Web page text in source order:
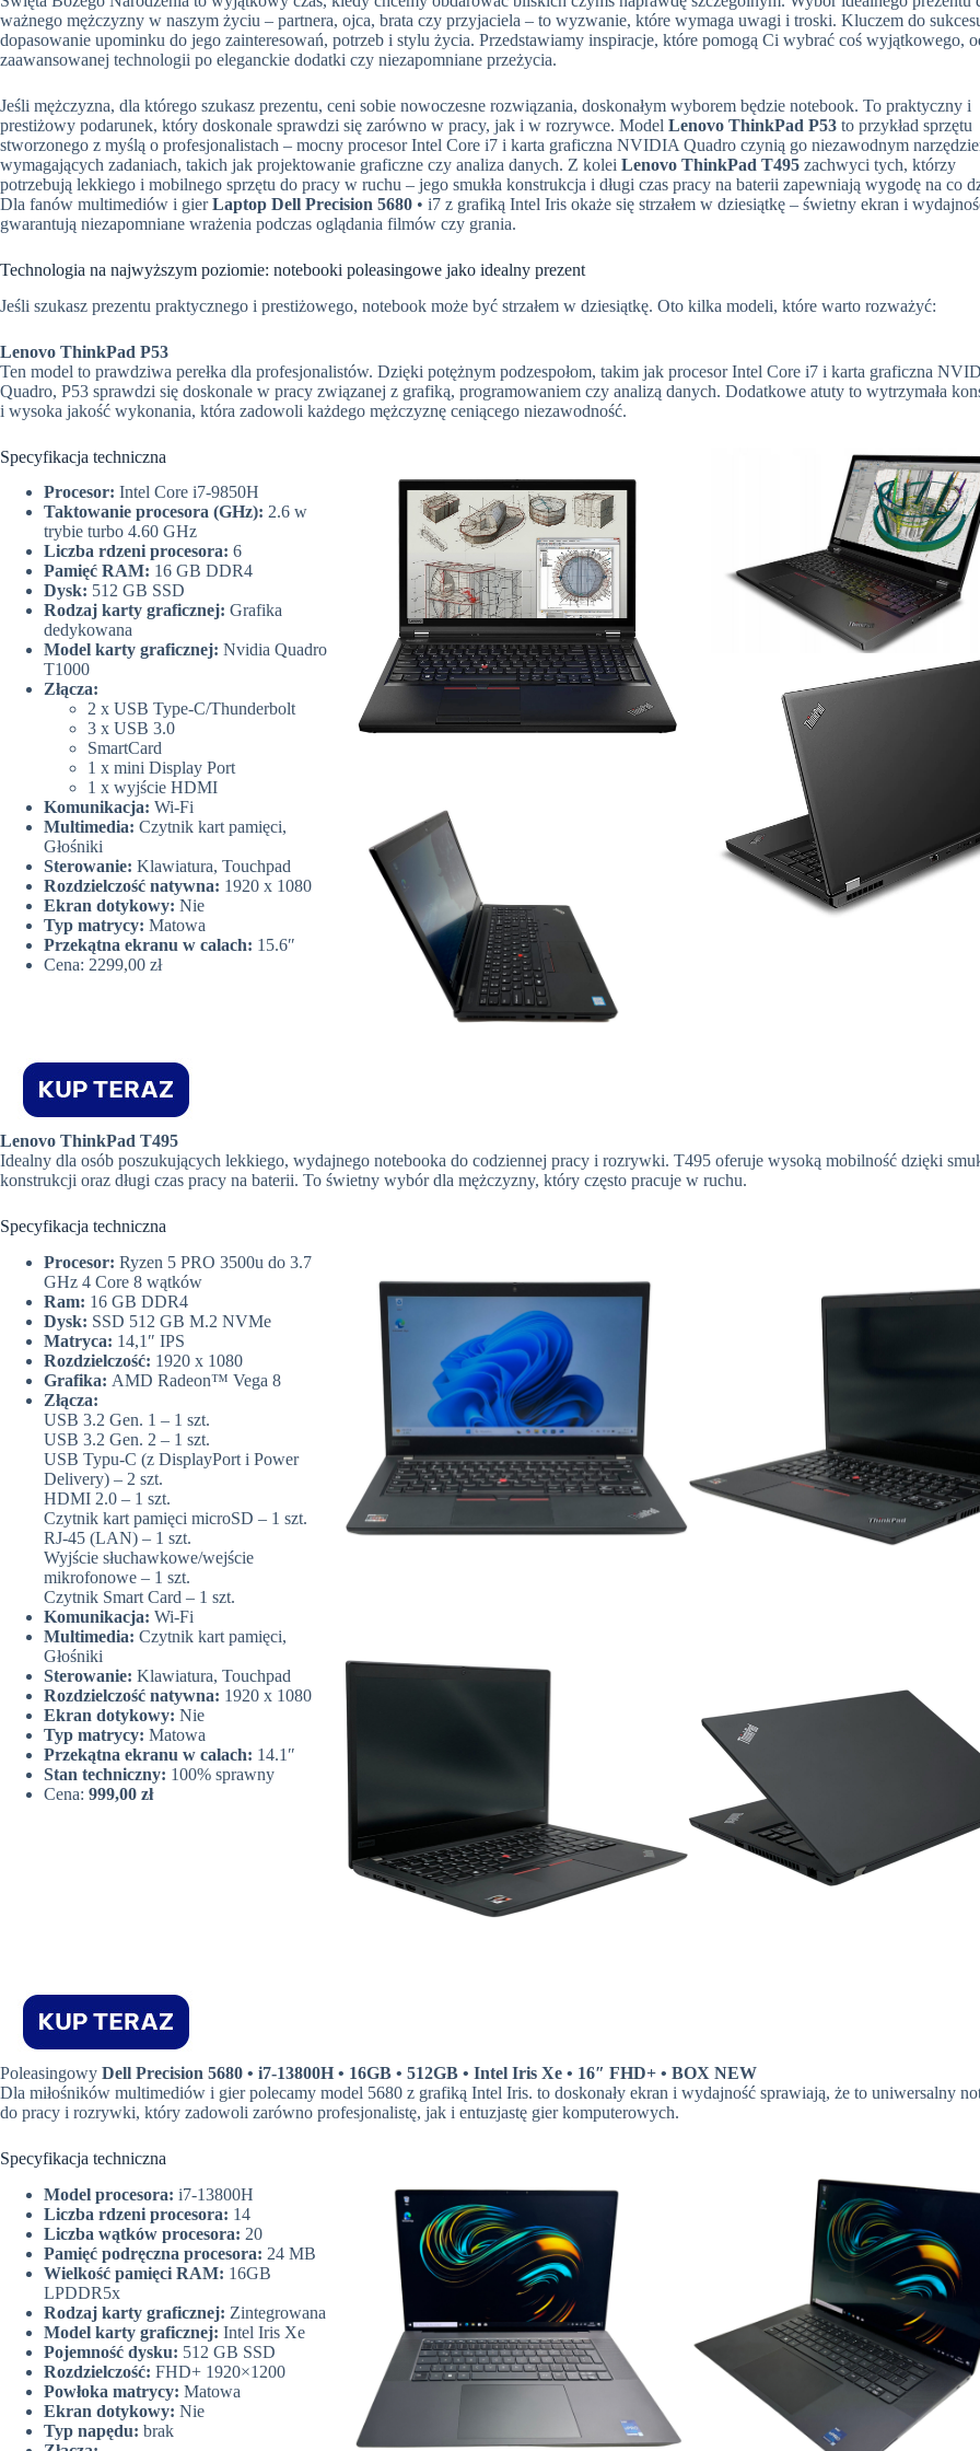
ważnego mężczyzny w naszym życiu – partnera, ojca, brata czy przyjaciela – to wyzwanie, które wymaga uwagi i troski. Kluczem do
dopasowanie upominku do jego zainteresowań, potrzeb i stylu życia. Przedstawiamy inspiracje, które pomogą Ci wybrać coś wyjątkowego,
zaawansowanej technologii po eleganckie dodatki czy niezapomniane przeżycia.
Jeśli mężczyzna, dla którego szukasz prezentu, ceni sobie nowoczesne rozwiązania, doskonałym wyborem będzie notebook. To praktyczny i
prestiżowy podarunek, który doskonale sprawdzi się zarówno w pracy, jak i w rozrywce. Model Lenovo ThinkPad P53 to przykład sprzętu
stworzonego z myślą o profesjonalistach – mocny procesor Intel Core i7 i karta graficzna NVIDIA Quadro czynią go niezawodnym
wymagających zadaniach, takich jak projektowanie graficzne czy analiza danych. Z kolei Lenovo ThinkPad T495 zachwyci tych, którzy
potrzebują lekkiego i mobilnego sprzętu do pracy w ruchu – jego smukła konstrukcja i długi czas pracy na baterii zapewniają wygodę na co
Dla fanów multimediów i gierLaptop Dell Precision 5680 • i7 z grafiką Intel Iris okaże się strzałem w dziesiątkę – świetny ekran i
gwarantują niezapomniane wrażenia podczas oglądania filmów czy grania.
Technologia na najwyższym poziomie: notebooki poleasingowe jako idealny prezent
Jeśli szukasz prezentu praktycznego i prestiżowego, notebook może być strzałem w dziesiątkę. Oto kilka modeli, które warto rozważyć:
Lenovo ThinkPad P53
Ten model to prawdziwa perełka dla profesjonalistów. Dzięki potężnym podzespołom, takim jak procesor Intel Core i7 i karta graficzna
Quadro, P53 sprawdzi się doskonale w pracy związanej z grafiką, programowaniem czy analizą danych. Dodatkowe atuty to wytrzymała
i wysoka jakość wykonania, która zadowoli każdego mężczyznę ceniącego niezawodność.
Specyfikacja techniczna
Procesor: Intel Core i7-9850H
Taktowanie procesora (GHz): 2.6 w
trybie turbo 4.60 GHz
Liczba rdzeni procesora: 6
Pamięć RAM: 16 GB DDR4
Dysk: 512 GB SSD
Rodzaj karty graficznej: Grafika
dedykowana
Model karty graficznej: Nvidia Quadro
T1000
Złącza:
2 x USB Type-C/Thunderbolt
3 x USB 3.0
SmartCard
1 x mini Display Port
1 x wyjście HDMI
Komunikacja: Wi-Fi
Multimedia: Czytnik kart pamięci,
Głośniki
Sterowanie: Klawiatura, Touchpad
Rozdzielczość natywna: 1920 x 1080
Ekran dotykowy: Nie
Typ matrycy: Matowa
Przekątna ekranu w calach: 15.6″
Cena: 2299,00 zł
Lenovo ThinkPad T495
Idealny dla osób poszukujących lekkiego, wydajnego notebooka do codziennej pracy i rozrywki. T495 oferuje wysoką mobilność dzięki
konstrukcji oraz długi czas pracy na baterii. To świetny wybór dla mężczyzny, który często pracuje w ruchu.
Specyfikacja techniczna
Procesor: Ryzen 5 PRO 3500u do 3.7
GHz 4 Core 8 wątków
Ram: 16 GB DDR4
Dysk: SSD 512 GB M.2 NVMe
Matryca: 14,1″ IPS
Rozdzielczość: 1920 x 1080
Grafika: AMD Radeon™ Vega 8
Złącza:
USB 3.2 Gen. 1 – 1 szt.
USB 3.2 Gen. 2 – 1 szt.
USB Typu-C (z DisplayPort i Power
Delivery) – 2 szt.
HDMI 2.0 – 1 szt.
Czytnik kart pamięci microSD – 1 szt.
RJ-45 (LAN) – 1 szt.
Wyjście słuchawkowe/wejście
mikrofonowe – 1 szt.
Czytnik Smart Card – 1 szt.
Komunikacja: Wi-Fi
Multimedia: Czytnik kart pamięci,
Głośniki
Sterowanie: Klawiatura, Touchpad
Rozdzielczość natywna: 1920 x 1080
Ekran dotykowy: Nie
Typ matrycy: Matowa
Przekątna ekranu w calach: 14.1″
Stan techniczny: 100% sprawny
Cena: 999,00 zł
Poleasingowy Dell Precision 5680 • i7-13800H • 16GB • 512GB • Intel Iris Xe • 16″ FHD+ • BOX NEW
Dla miłośników multimediów i gier polecamy model 5680 z grafiką Intel Iris. to doskonały ekran i wydajność sprawiają, że to uniwersalny
do pracy i rozrywki, który zadowoli zarówno profesjonalistę, jak i entuzjastę gier komputerowych.
Specyfikacja techniczna
Model procesora: i7-13800H
Liczba rdzeni procesora: 14
Liczba wątków procesora: 20
Pamięć podręczna procesora: 24 MB
Wielkość pamięci RAM: 16GB
LPDDR5x
Rodzaj karty graficznej: Zintegrowana
Model karty graficznej: Intel Iris Xe
Pojemność dysku: 512 GB SSD
Rozdzielczość: FHD+ 1920×1200
Powłoka matrycy: Matowa
Ekran dotykowy: Nie
Typ napędu: brak